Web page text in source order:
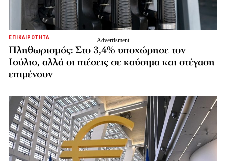
ΕΠΙΚΑΙΡΟΤΗΤΑ
Πληθωρισμός: Στο 3,4% υποχώρησε τον
Ιούλιο, αλλά οι πιέσεις σε καύσιμα και στέγαση
επιμένουν